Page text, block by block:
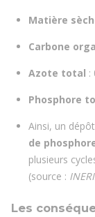
Matière
Carbone
Azote total :
Phosphore
Ainsi, un
de
plusieurs
(source :
Les